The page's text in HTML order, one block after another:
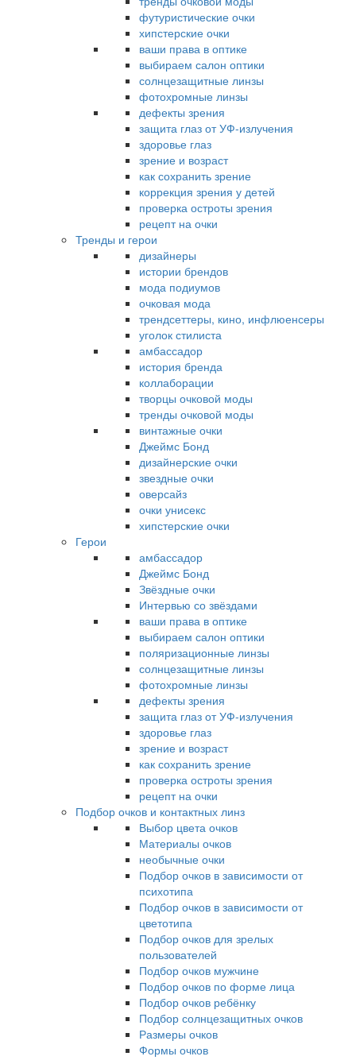
футуристические очки
хипстерские очки
ваши права в оптике
выбираем салон оптики
солнцезащитные линзы
фотохромные линзы
дефекты зрения
защита глаз от УФ-излучения
здоровье глаз
зрение и возраст
как сохранить зрение
коррекция зрения у детей
проверка остроты зрения
рецепт на очки
Тренды и герои
дизайнеры
истории брендов
мода подиумов
очковая мода
трендсеттеры, кино, инфлюенсеры
уголок стилиста
амбассадор
история бренда
коллаборации
творцы очковой моды
тренды очковой моды
винтажные очки
Джеймс Бонд
дизайнерские очки
звездные очки
оверсайз
очки унисекс
хипстерские очки
Герои
амбассадор
Джеймс Бонд
Звёздные очки
Интервью со звёздами
ваши права в оптике
выбираем салон оптики
поляризационные линзы
солнцезащитные линзы
фотохромные линзы
дефекты зрения
защита глаз от УФ-излучения
здоровье глаз
зрение и возраст
как сохранить зрение
проверка остроты зрения
рецепт на очки
Подбор очков и контактных линз
Выбор цвета очков
Материалы очков
необычные очки
Подбор очков в зависимости от
психотипа
Подбор очков в зависимости от
цветотипа
Подбор очков для зрелых
пользователей
Подбор очков мужчине
Подбор очков по форме лица
Подбор очков ребёнку
Подбор солнцезащитных очков
Размеры очков
Формы очков